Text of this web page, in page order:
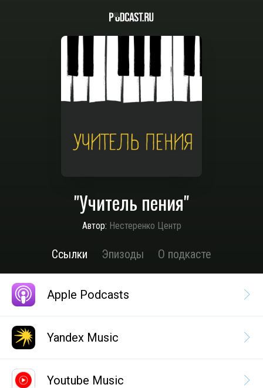
"Учитель пения"
Автор: Нестеренко Центр
Ссылки Эпизоды О подкасте
Apple Podcasts
Yandex Music
Youtube Music